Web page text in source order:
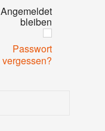
Angemeldet
bleiben
Passwort
vergessen?